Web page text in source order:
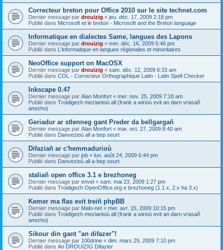
Correcteur breton pour Office 2010 sur le site technet.com
Dernier message par drouizig « jeu. déc. 17, 2009 2:18 pm
Publié dans Microsoft et le breton - Microsoft and the Breton language
Informatique en dialectes Same, langues des Lapons
Dernier message par drouizig « mer. déc. 16, 2009 5:46 pm
Publié dans L'informatique en langues régionales et minoritaires
NeoOffice support on MacOSX
Dernier message par drouizig « sam. déc. 12, 2009 6:33 am
Publié dans COL - Correcteur Orthographique Latin - Latin Spell Checker
Inkscape 0.47
Dernier message par Alan Monfort « mer. nov. 25, 2009 7:18 am
Publié dans Troidigezh meziantoù all (frank a wirioù evit an darn vrasañ
anezho)
Geriadur ar stlenneg gant Preder da bellgargañ
Dernier message par Alan Monfort « mar. oct. 27, 2009 8:40 am
Publié dans Danvezioù all a-bep seurt
Difaziañ ar c'hemmadurioù
Dernier message par job « lun. août 24, 2009 6:44 pm
Publié dans Danvezioù all a-bep seurt
staliañ open office 3.1 e brezhoneg
Dernier message par envel « sam. mai 23, 2009 1:27 pm
Publié dans Troidigezh OpenOffice.org e brezhoneg (1.1.x, 2.x ha 3.x)
Kemer ma flas evit treiñ phpBB
Dernier message par Malo-net « mer. avr. 15, 2009 10:15 pm
Publié dans Troidigezh meziantoù all (frank a wirioù evit an darn vrasañ
anezho)
Sikour din gant "an difazer"!
Dernier message par 100drine « dim. mars 29, 2009 7:10 pm
Publié dans An DROUIZIG Difazier